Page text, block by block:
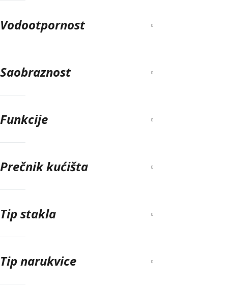
Vodootpornost
Saobraznost
Funkcije
Prečnik kućišta
Tip stakla
Tip narukvice